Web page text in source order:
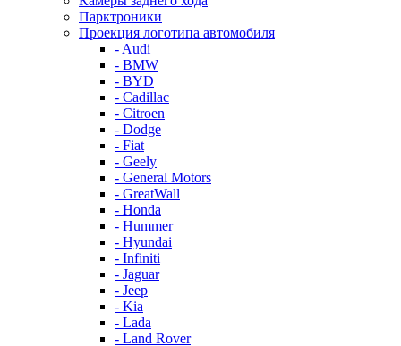
Парктроники
Проекция логотипа автомобиля
- Audi
- BMW
- BYD
- Cadillac
- Citroen
- Dodge
- Fiat
- Geely
- General Motors
- GreatWall
- Honda
- Hummer
- Hyundai
- Infiniti
- Jaguar
- Jeep
- Kia
- Lada
- Land Rover